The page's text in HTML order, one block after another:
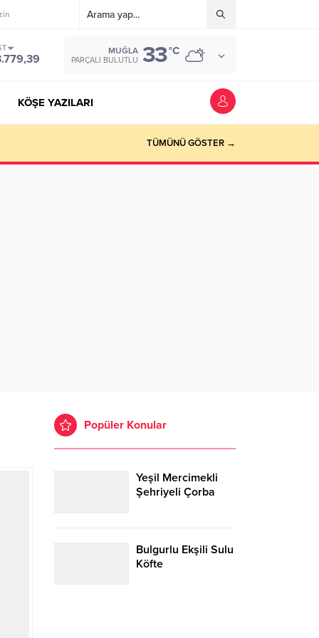
MUĞLA
PARÇALI BULUTLU 33°C
KÖŞE YAZILARI
TÜMÜNÜ GÖSTER →
Popüler Konular
Yeşil Mercimekli
Şehriyeli Çorba
Bulgurlu Ekşili Sulu
Köfte